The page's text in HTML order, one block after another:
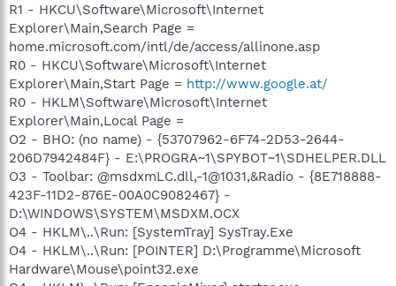
R1 - HKCU\Software\Microsoft\Internet
Explorer\Main,Search Page =
home.microsoft.com/intl/de/access/allinone.asp
R0 - HKCU\Software\Microsoft\Internet
Explorer\Main,Start Page = http://www.google.at/
R0 - HKLM\Software\Microsoft\Internet
Explorer\Main,Local Page =
O2 - BHO: (no name) - {53707962-6F74-2D53-2644-
206D7942484F} - E:\PROGRA~1\SPYBOT~1\SDHELPER.DLL
O3 - Toolbar: @msdxmLC.dll,-1@1031,&Radio - {8E718888-
423F-11D2-876E-00A0C9082467} -
D:\WINDOWS\SYSTEM\MSDXM.OCX
O4 - HKLM\..\Run: [SystemTray] SysTray.Exe
O4 - HKLM\..\Run: [POINTER] D:\Programme\Microsoft
Hardware\Mouse\point32.exe